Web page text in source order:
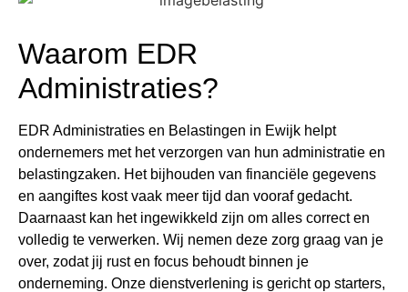
Waarom EDR
Administraties?
EDR Administraties en Belastingen in Ewijk helpt
ondernemers met het verzorgen van hun administratie en
belastingzaken. Het bijhouden van financiële gegevens
en aangiftes kost vaak meer tijd dan vooraf gedacht.
Daarnaast kan het ingewikkeld zijn om alles correct en
volledig te verwerken. Wij nemen deze zorg graag van je
over, zodat jij rust en focus behoudt binnen je
onderneming. Onze dienstverlening is gericht op starters,